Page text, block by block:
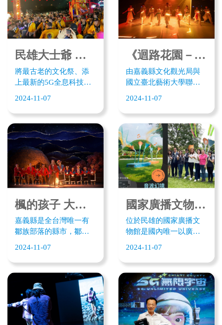
規劃五大茶產區茶席、
四雅生活館、茶文創商
品展售館、品飲生活
區、凹豆生活館、茶文
從國際視野及高度，來
詮釋高山茶都的美。 策
展人強調，運用數位科
美，產生更多文化共
鳴，在數發部數產署
「地方文化特色整合5G
應用與落地的計畫」支
持下，邀集國內數位內
容業者，包括如米斯、
夢想動畫、富鴻網等應
統，結合AI影像辨識技
術、虛擬製作、XR串流
截圖、互動體驗等技
日出、霞光、櫻花、紫
波波數位轉型的浪潮襲
捲而來；近一年來5G文
化科技陸續應用在藝術
文化、民俗節慶、博物
斷，5G文化科技穿梭嘉
義 讓嘉義縣文化觀光展
現非凡魅力。
民雄大士爺 〉5G車互動放水燈 異地共演消災解厄
將最古老的文化祭、添
上最新的5G全息科技，
（2024）大士爺文化觀
光祭的5G全息大士爺，
數位放水燈，讓宮廟進
入新世代，民眾體驗數
位放水燈，手機對著
QRCode掃瞄，互動寫上
祈福的字句，即時傳送
感受科技XR互動放水燈
2024-11-07
《迴路花園－打貓秘境》沈浸遊走穿透 文化科技交織新藝術
由嘉義縣文化觀光局與
國立臺北藝術大學聯手
Ｘ跨領域藝術展演，以
民雄表演藝術中心的場
域，量身打造出一場文
化科技共融交織出的創
新的藝術形式，實驗性
極強的策展概念，《迴
路花園－打貓秘境》為
一塊尚未被觸及的表演
全新視角。
2024-11-07
楓的孩子 大美鄒族─魔法森林文化數位展演
嘉義縣是全台灣唯一有
鄒族部落的縣市，鄒族
化藝術、甚至在觀光上
都有不可取代的位置？
而鄒族文化有許多傳統
習俗仍保留至今，這些
豐富的文化底蘊、祭典
及文物是嘉義縣最珍貴
2024-11-07
國家廣播文物館 AR虛實整行智慧導覽 重現放送所歷史場景
位於民雄的國家廣播文
物館是國內唯一以廣播
築外觀，館藏歷年各式
電播器材、影音資料，
是台灣廣播史上重要的
文化資產據點；走進廣
播文物館，仿若走進一
個被時代摺疊隱藏的空
2024-11-07